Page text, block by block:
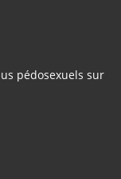
pédosexuels sur